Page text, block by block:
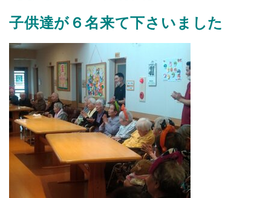
子供達が６名来て下さいました